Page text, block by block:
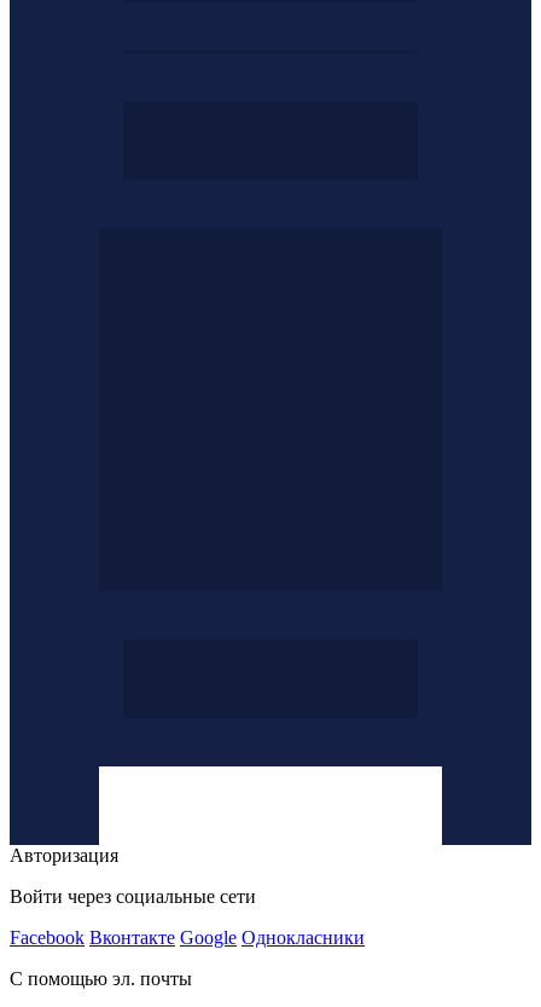
Авторизация
Войти через социальные сети
Facebook Вконтакте Google Однокласники
С помощью эл. почты